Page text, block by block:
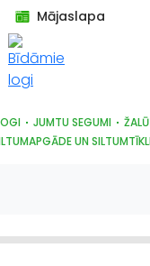
Mājaslapa
JUMTU SEGUMI
UN